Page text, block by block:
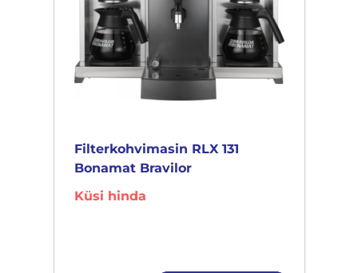
Filterkohvimasin RLX 131
Bonamat Bravilor
Küsi hinda